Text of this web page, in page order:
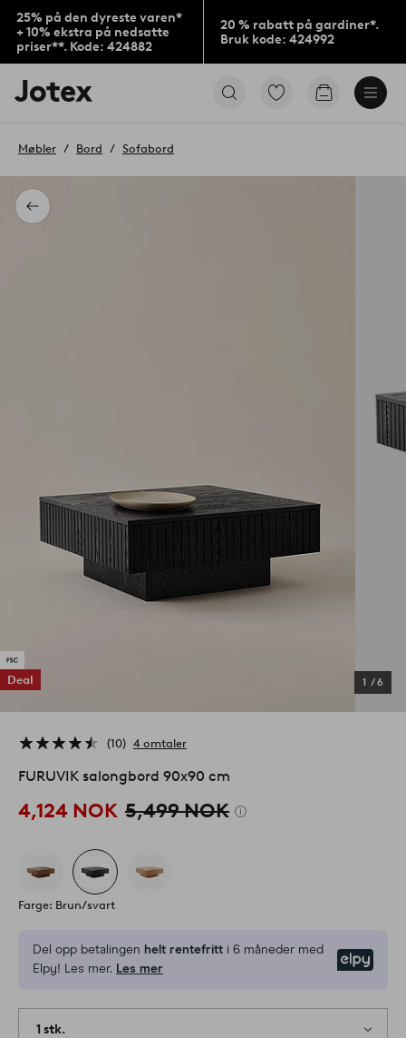
25% på den dyreste varen*
+ 10% ekstra på nedsatte
priser**. Kode: 424882
20 % rabatt på gardiner*.
Bruk kode: 424992
Jotex’
logo
til
Gå
Gå
Tilbake
Møbler Bord Sofabord
Deal 1 /6
10 4 omtaler
FURUVIK salongbord 90x90 cm
4,124 NOK 5,499 NOK
Farge: Brun/svart
Del opp betalingen helt rentefritt i 6 måneder med
Elpy! Les mer. Les mer
1 stk.